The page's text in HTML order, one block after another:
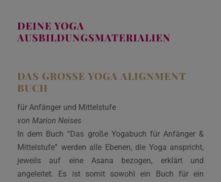
DEINE YOGA
AUSBILDUNGSMATERIALIEN
DAS GROSSE YOGA ALIGNMENT B
UCH
für Anfänger und Mittelstufe
von Marion Neises
In dem Buch “Das große Yogabuch für Anfänger &
Mittelstufe” werden alle Ebenen, die Yoga anspricht,
jeweils auf eine Asana bezogen, erklärt und
angeleitet. Es ist somit sowohl ein Buch für ein